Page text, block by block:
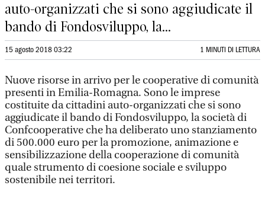
auto-organizzati che si sono aggiudicate il
bando di Fondosviluppo, la...
15 agosto 2018 03:22 1 MINUTI DI LETTURA
Nuove risorse in arrivo per le cooperative di comunità
presenti in Emilia-Romagna. Sono le imprese
costituite da cittadini auto-organizzati che si sono
aggiudicate il bando di Fondosviluppo, la società di
Confcooperative che ha deliberato uno stanziamento
di 500.000 euro per la promozione, animazione e
sensibilizzazione della cooperazione di comunità
quale strumento di coesione sociale e sviluppo
sostenibile nei territori.